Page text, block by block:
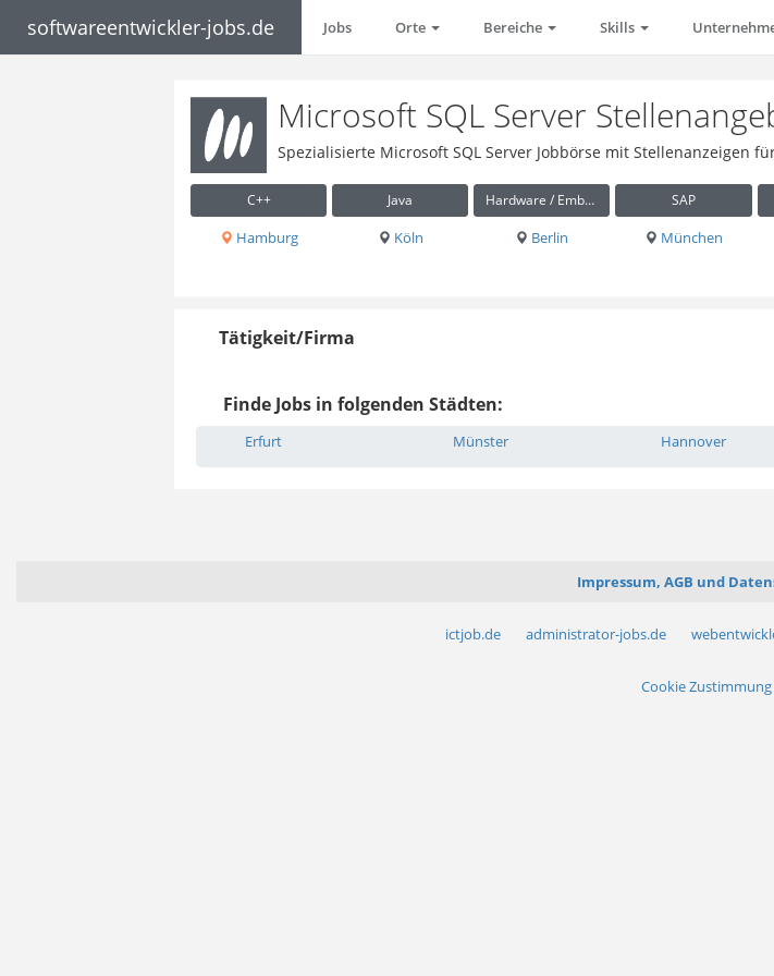
softwareentwickler-jobs.de Jobs Orte Bereiche Skills
Microsoft SQL Server
Spezialisierte Microsoft SQL Server Jobbörse mit Stellenanzeigen
C++ Java Hardware / Embedded SAP
Hamburg Köln Berlin München
Tätigkeit/Firma
Finde Jobs in folgenden Städten:
Erfurt Münster Hannover
Impressum, AGB und
ictjob.de administrator-jobs.de
Cookie